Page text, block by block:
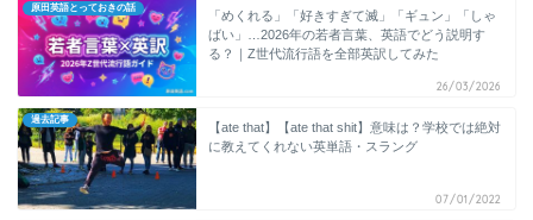
原田英語とっておきの話
「めくれる」「好きすぎて滅」「ギュン」「しゃ
ばい」…2026年の若者言葉、英語でどう説明す
る？｜Z世代流行語を全部英訳してみた
26/03/2026
過去記事
【ate that】【ate that shit】意味は？学校では絶対
に教えてくれない英単語・スラング
07/01/2022